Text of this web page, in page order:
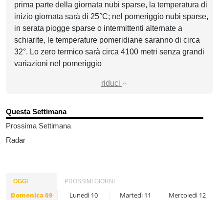
prima parte della giornata nubi sparse, la temperatura di
inizio giornata sarà di 25°C; nel pomeriggio nubi sparse,
in serata piogge sparse o intermittenti alternate a
schiarite, le temperature pomeridiane saranno di circa
32°. Lo zero termico sarà circa 4100 metri senza grandi
variazioni nel pomeriggio
riduci
Questa Settimana
Prossima Settimana
Radar
OGGI PROSSIMI GIORNI
Domenica 09 Lunedì 10 Martedì 11 Mercoledì 12